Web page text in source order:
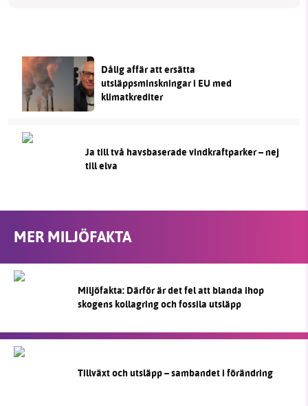
Dålig affär att ersätta
utsläppsminskningar i EU med
klimatkrediter
Ja till två havsbaserade vindkraftparker – nej
till elva
MER MILJÖFAKTA
Miljöfakta: Därför är det fel att blanda ihop
skogens kollagring och fossila utsläpp
Tillväxt och utsläpp – sambandet i förändring